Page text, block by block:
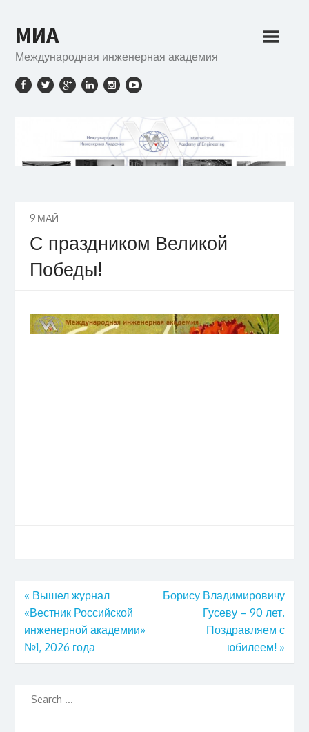
МИА
Международная инженерная академия
9 МАЙ
С праздником Великой
Победы!
« Вышел журнал
«Вестник Российской
инженерной академии»
№1, 2026 года
Борису Владимировичу
Гусеву – 90 лет.
Поздравляем с
юбилеем! »